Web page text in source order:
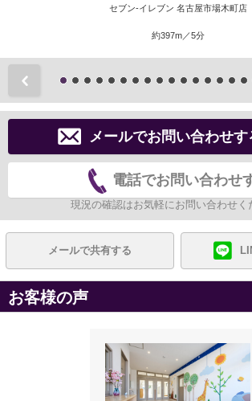
セブン‐イレブン 名古屋市場木町店
約397m／5分
メールでお問い合わせす
電話でお問い合わせ
現況の確認はお気軽にお問い合わせく
メールで共有する
お客様の声